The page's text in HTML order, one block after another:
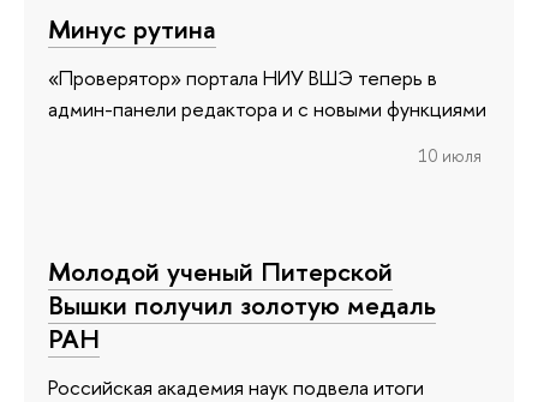
Минус рутина
«Проверятор» портала НИУ ВШЭ теперь в
админ-панели редактора и с новыми функциями
10 июля
Молодой ученый Питерской
Вышки получил золотую медаль
РАН
Российская академия наук подвела итоги